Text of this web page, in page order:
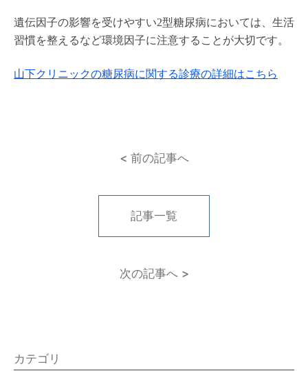
遺伝因子の影響を受けやすい2型糖尿病においては、生活
習慣を整えるなど環境因子に注意することが大切です。
山下クリニックの糖尿病に関する診療の詳細はこちら
< 前の記事へ
記事一覧
次の記事へ >
カテゴリ